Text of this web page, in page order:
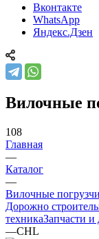
Вконтакте
WhatsApp
Яндекс.Дзен
Вилочные
108
Главная
—
Каталог
—
Вилочные
Дорожно
техникаЗапчасти и
—CHL